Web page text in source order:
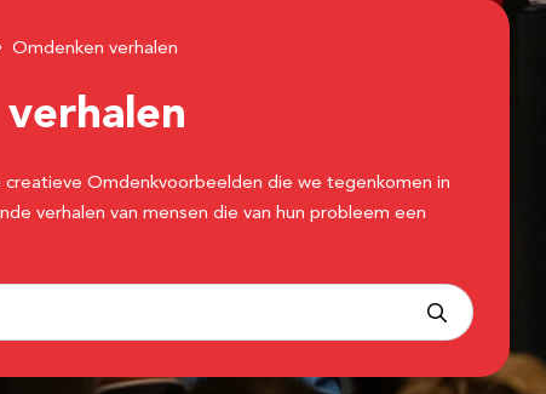
Omdenken verhalen
verhalen
creatieve Omdenkvoorbeelden die we tegenkomen in
verhalen van mensen die van hun probleem een